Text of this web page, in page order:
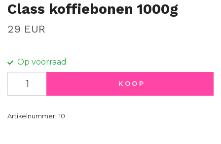
Class koffiebonen 1000g
29 EUR
Op voorraad
KOOP
Artikelnummer: 10